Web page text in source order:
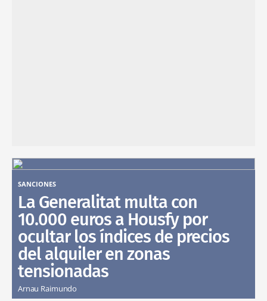
SANCIONES
La Generalitat multa con
10.000 euros a Housfy por
ocultar los índices de precios
del alquiler en zonas
tensionadas
Arnau Raimundo